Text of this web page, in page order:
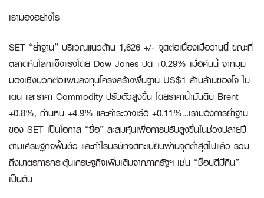
เรามองอย่างไร
SET “ย่ำฐาน” บริเวณแนวต้าน 1,626 +/- จุดต่อเนื่องเมื่อวานนี้ ขณะที่
ตลาดหุ้นโลกแข็งแรงโดย Dow Jones ปิด +0.29% เมื่อคืนนี้ จากมุม
มองเชิงบวกต่อแผนลงทุนโครงสร้างพื้นฐาน US$1 ล้านล้านของโจ ไบ
เดน และราคา Commodity ปรับตัวสูงขึ้น โดยราคาน้ำมันดิบ Brent
+0.8%, ถ่านหิน +4.9% และค่าระวางเรือ +0.11%…เรามองการย่ำฐาน
ของ SET เป็นโอกาส “ซื้อ” สะสมหุ้นเพื่อการปรับสูงขึ้นในช่วงปลายปี
ตามเศรษฐกิจฟื้นตัว และกำไรบริษัทจดทะเบียนผ่านจุดต่ำสุดไปแล้ว รวม
ถึงมาตรการกระตุ้นเศรษฐกิจเพิ่มเติมจากภาครัฐฯ เช่น “ช็อปดีมีคืน”
เป็นต้น